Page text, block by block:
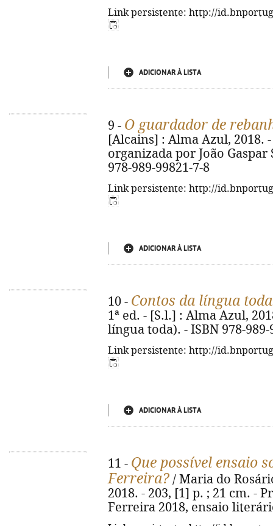
Link persistente: http://
ADICIONAR À LISTA
9 - O guardador de
[Alcains] : Alma Azul, 2018.
organizada por João
978-989-99821-7-8
Link persistente: http://
ADICIONAR À LISTA
10 - Contos da língua toda
1ª ed. - [S.l.] : Alma Azul,
língua toda). - ISBN 978-989-
Link persistente: http://
ADICIONAR À LISTA
11 - Que possível ensaio
Ferreira? / Maria do
2018. - 203, [1] p. ; 21 cm. -
Ferreira 2018, ensaio